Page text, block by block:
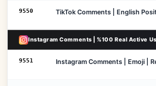
9550 TikTok Comments | English
Instagram Comments | %100 Real Active
9551 Instagram Comments | Emoji |